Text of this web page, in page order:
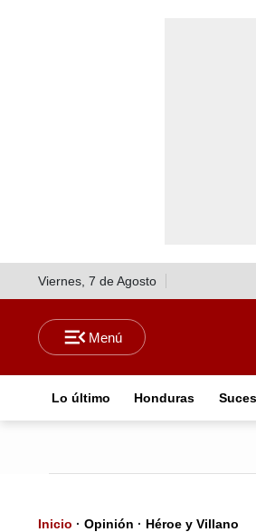
Viernes, 7 de Agosto
Lo último Honduras
Inicio · Opinión · Héroe y Villano